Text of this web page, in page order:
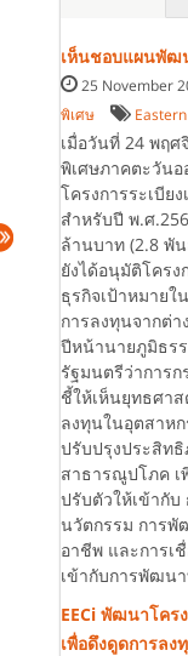
เห็นชอบแผนพัฒ
25 November
พิเศษ
เมื่อวันที่ 24 พฤ
พิเศษภาคตะวัน
โครงการระเบีย
สำหรับปี พ.ศ
ล้านบาท (2.8 พั
ยังได้อนุมัติโคร
ธุรกิจเป้าหมาย
การลงทุนจากต่า
ปีหน้านายภูมิธร
รัฐมนตรีว่าการ
ชี้ให้เห็นยุทธศา
ลงทุนในอุตสาห
ปรับปรุงประสิท
สาธารณูปโภค เ
ปรับตัวให้เข้ากับ
นวัตกรรม การพั
อาชีพ และการเ
เข้ากับการพัฒน
EECi พัฒนาโคร
เพื่อดึงดูดการลง